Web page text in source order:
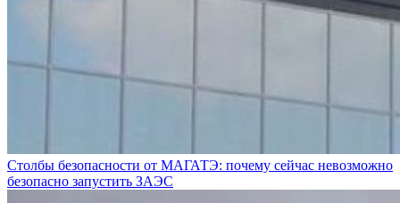
Столбы безопасности от МАГАТЭ: почему сейчас невозможно
безопасно запустить ЗАЭС